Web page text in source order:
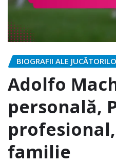
BIOGRAFII ALE
Adolfo
personală,
familie